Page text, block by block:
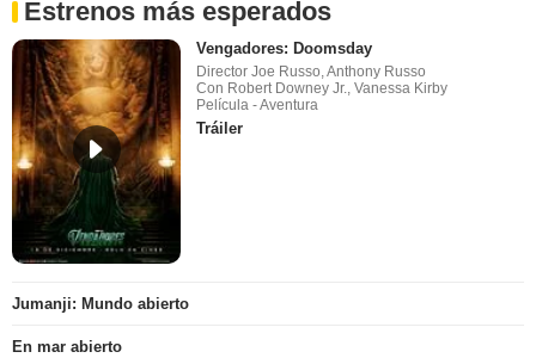
Estrenos más esperados
Vengadores: Doomsday
Director Joe Russo, Anthony Russo
Con Robert Downey Jr., Vanessa Kirby
Película - Aventura
Tráiler
Jumanji: Mundo abierto
En mar abierto